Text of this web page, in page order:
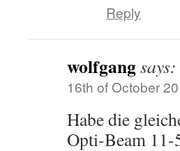
Reply
wolfgangsays:
16th of October
Habe die
Opti-Beam 11-